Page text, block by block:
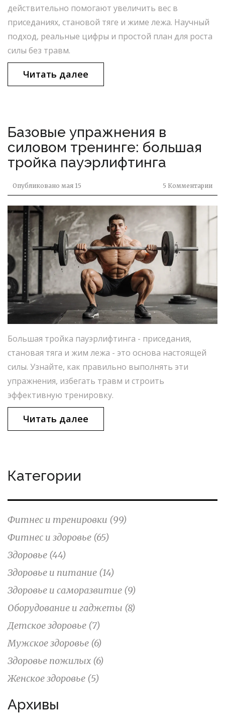
действительно помогают увеличить вес в
приседаниях, становой тяге и жиме лежа. Научный
подход, реальные цифры и простой план для роста
силы без травм.
Читать далее
Базовые упражнения в
силовом тренинге: большая
тройка пауэрлифтинга
Опубликовано мая 15 5 Комментарии
Большая тройка пауэрлифтинга - приседания,
становая тяга и жим лежа - это основа настоящей
силы. Узнайте, как правильно выполнять эти
упражнения, избегать травм и строить
эффективную тренировку.
Читать далее
Категории
Фитнес и тренировки (99)
Фитнес и здоровье (65)
Здоровье (44)
Здоровье и питание (14)
Здоровье и саморазвитие (9)
Оборудование и гаджеты (8)
Детское здоровье (7)
Мужское здоровье (6)
Здоровье пожилых (6)
Женское здоровье (5)
Архивы